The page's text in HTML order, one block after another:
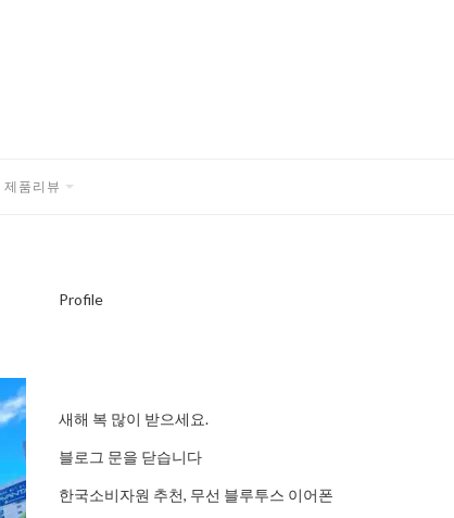
제품리뷰
Profile
새해 복 많이 받으세요.
블로그 문을 닫습니다
한국소비자원 추천, 무선 블루투스 이어폰